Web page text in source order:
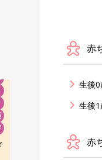
赤
生後
生後1
赤